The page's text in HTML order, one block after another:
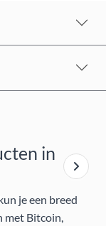
in
je een breed
met Bitcoin,